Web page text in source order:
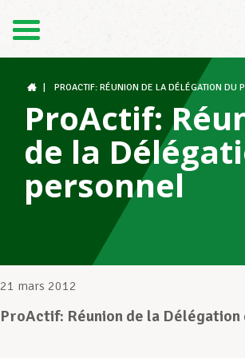
DE
Le LCGB
Structures syndicales
Assistance au Travail
PROACTIF: RÉUNION DE LA DÉLÉGATION DU
ProActif:
de la
personnel
21 mars 2012
ProActif: Réunion de la Délégation